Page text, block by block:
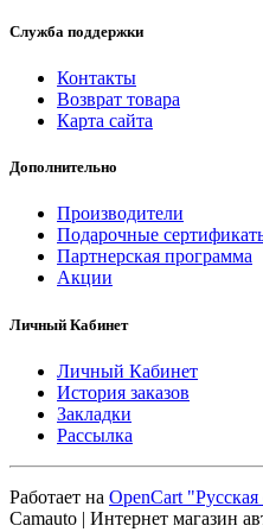
Служба поддержки
Контакты
Возврат товара
Карта сайта
Дополнительно
Производители
Подарочные
Партнерская программа
Акции
Личный Кабинет
Личный Кабинет
История заказов
Закладки
Рассылка
Работает на OpenCart "Русская
Camauto | Интернет магазин